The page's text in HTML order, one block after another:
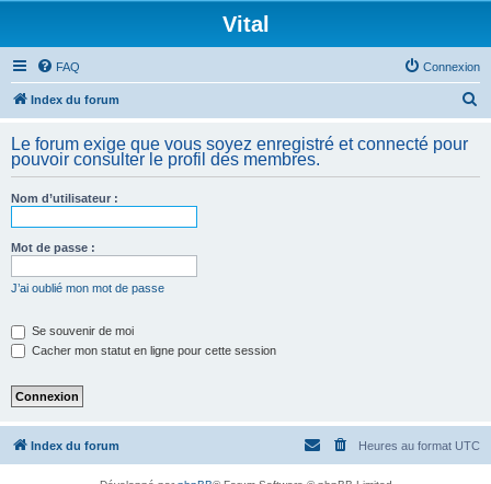
Vital
FAQ Connexion
Index du forum
h
Le forum exige que vous soyez enregistré et connecté pour
pouvoir consulter le profil des membres.
Nom d’utilisateur :
Mot de passe :
J’ai oublié mon mot de passe
Se souvenir de moi
Cacher mon statut en ligne pour cette session
Index du forum Heures au format UTC